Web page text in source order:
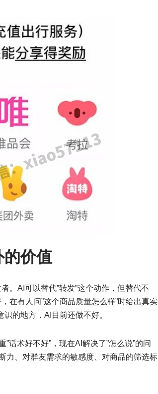
的价值
。AI可以替代”转发”这个动作，但替代不
在有人问”这个商品质量怎么样”时给出真实
的地方，AI目前还做不好。
话术好不好”，现在AI解决了”怎么说”的问
力、对群友需求的敏感度、对商品的筛选标